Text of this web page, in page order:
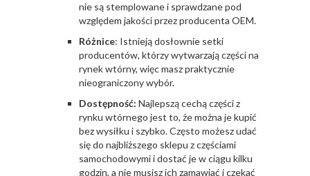
nie są stemplowane i sprawdzane pod
względem jakości przez producenta OEM.
Różnice: Istnieją dosłownie setki
producentów, którzy wytwarzają części na
rynek wtórny, więc masz praktycznie
nieograniczony wybór.
Dostępność: Najlepszą cechą części z
rynku wtórnego jest to, że można je kupić
bez wysiłku i szybko. Często możesz udać
się do najbliższego sklepu z częściami
samochodowymi i dostać je w ciągu kilku
godzin, a nie musisz ich zamawiać i czekać